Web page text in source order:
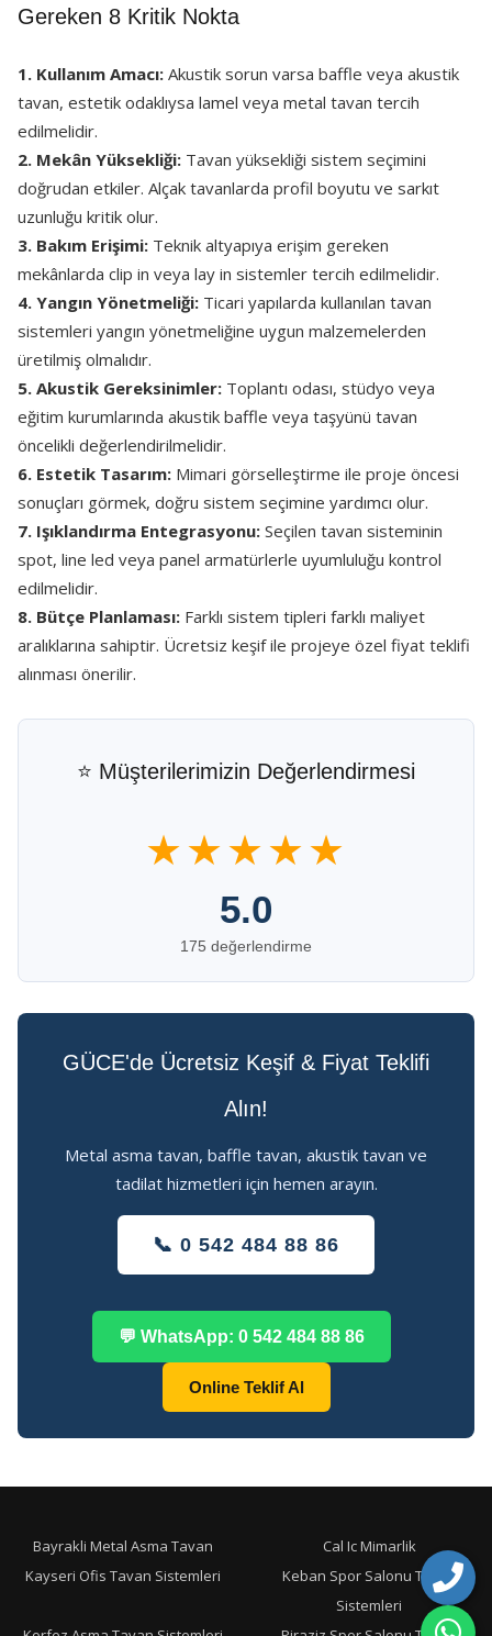
Gereken 8 Kritik Nokta
1. Kullanım Amacı: Akustik sorun varsa baffle veya akustik
tavan, estetik odaklıysa lamel veya metal tavan tercih
edilmelidir.
2. Mekân Yüksekliği: Tavan yüksekliği sistem seçimini
doğrudan etkiler. Alçak tavanlarda profil boyutu ve sarkıt
uzunluğu kritik olur.
3. Bakım Erişimi: Teknik altyapıya erişim gereken
mekânlarda clip in veya lay in sistemler tercih edilmelidir.
4. Yangın Yönetmeliği: Ticari yapılarda kullanılan tavan
sistemleri yangın yönetmeliğine uygun malzemelerden
üretilmiş olmalıdır.
5. Akustik Gereksinimler: Toplantı odası, stüdyo veya
eğitim kurumlarında akustik baffle veya taşyünü tavan
öncelikli değerlendirilmelidir.
6. Estetik Tasarım: Mimari görselleştirme ile proje öncesi
sonuçları görmek, doğru sistem seçimine yardımcı olur.
7. Işıklandırma Entegrasyonu: Seçilen tavan sisteminin
spot, line led veya panel armatürlerle uyumluluğu kontrol
edilmelidir.
8. Bütçe Planlaması: Farklı sistem tipleri farklı maliyet
aralıklarına sahiptir. Ücretsiz keşif ile projeye özel fiyat teklifi
alınması önerilir.
⭐ Müşterilerimizin Değerlendirmesi
★★★★★
5.0
175 değerlendirme
GÜCE'de Ücretsiz Keşif & Fiyat Teklifi
Alın!
Metal asma tavan, baffle tavan, akustik tavan ve
tadilat hizmetleri için hemen arayın.
📞 0 542 484 88 86
💬 WhatsApp: 0 542 484 88 86
Online Teklif Al
Bayrakli Metal Asma Tavan
Cal Ic Mimarlik
Kayseri Ofis Tavan Sistemleri
Keban Spor Salonu Tavan
Sistemleri